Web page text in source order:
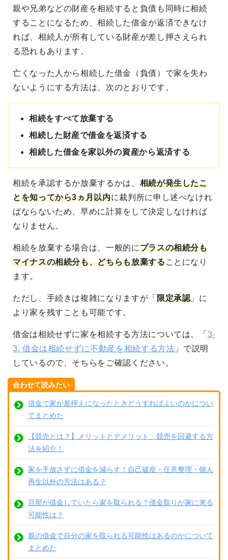
親や兄弟などの財産を相続すると負債も同時に相続
することになるため、相続した借金が返済できなけ
れば、相続人が所有している財産が差し押さえられ
る恐れもあります。
亡くなった人から相続した借金（負債）で家を失わ
ないようにする方法は、次のとおりです。
相続をすべて放棄する
相続した財産で借金を返済する
相続した借金を家以外の資産から返済する
相続を承認するか放棄するかは、 相続が発生したこ
とを知ってから3ヵ月以内に裁判所に申し述べなけれ
ばならないため、早めに計算をして決定しなければ
なりません。
相続を放棄する場合は、一般的にプラスの相続分も
マイナスの相続分も、どちらも放棄することになり
ます。
ただし、手続きは複雑になりますが「 限定承認 」に
より家を残すことも可能です。
借金は相続せずに家を相続する方法については、「 3-
3. 借金は相続せずに不動産を相続する方法 」で説明
しているので、そちらをご確認ください。
合わせて読みたい
借金で家が差押えになったときどうすればよいのかについ
てまとめた
【競売とは？】メリットとデメリット、競売を回避する方
法を紹介！
家を手放さずに借金を減らす！自己破産・任意整理・個人
再生以外の方法はある？
旦那が借金していたら家を取られる？借金取りが家に来る
可能性は？
親の借金で自分の家を取られる可能性はあるのかについて
まとめた